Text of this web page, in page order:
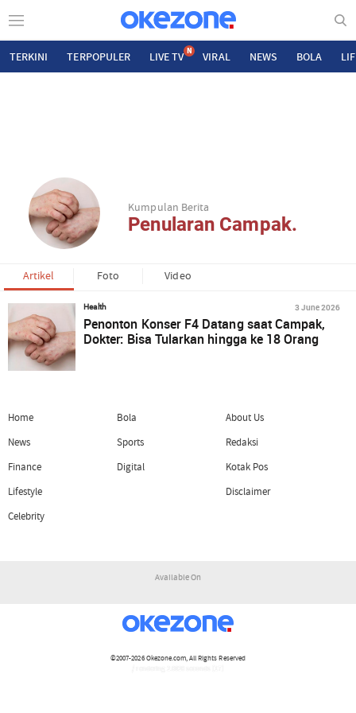
TERKINI TERPOPULER LIVE TV N VIRAL NEWS BOLA
Kumpulan Berita
Penularan Campak.
Artikel Foto Video
Health 3 June 2026
Penonton Konser F4 Datang saat Campak,
Dokter: Bisa Tularkan hingga ke 18 Orang
Home
News
Finance
Lifestyle
Celebrity
Bola
Sports
Digital
About Us
Redaksi
Kotak Pos
Disclaimer
Available On
©2007-2026Okezone.com, All Rights Reserved